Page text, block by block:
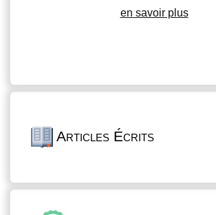
en savoir plus
Articles Écrits